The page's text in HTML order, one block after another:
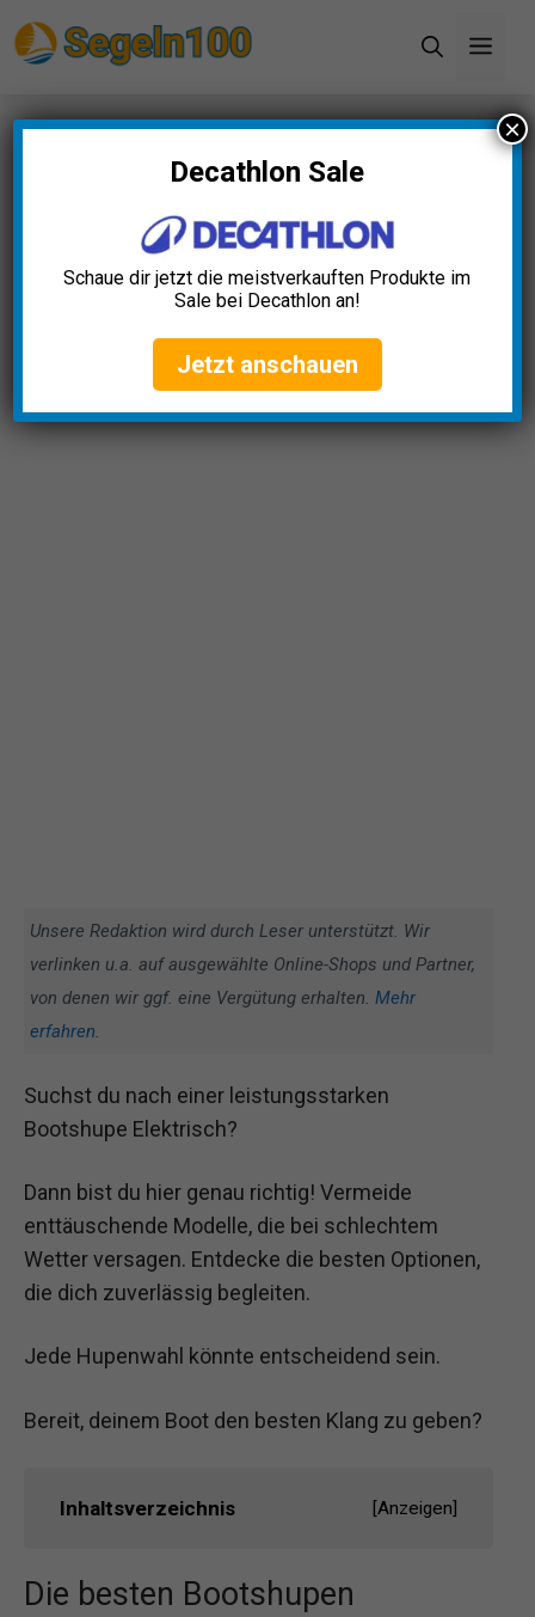
Inhalt
Startseite»Blog»Bootshupe Elektrisch Test: Die
5 besten (Bestenliste)
Bootshupe Elektrisch Test:
Die 5 besten (Bestenliste)
April 23, 2025
Unsere Redaktion wird durch Leser unterstützt. Wir
verlinken u.a. auf ausgewählte Online-Shops und Partner,
von denen wir ggf. eine Vergütung erhalten. Mehr
erfahren.
Suchst du nach einer leistungsstarken
Bootshupe Elektrisch?
Dann bist du hier genau richtig! Vermeide
enttäuschende Modelle, die bei schlechtem
Wetter versagen. Entdecke die besten Optionen,
die dich zuverlässig begleiten.
Jede Hupenwahl könnte entscheidend sein.
Bereit, deinem Boot den besten Klang zu geben?
Inhaltsverzeichnis [Anzeigen]
Die besten Bootshupen
Decathlon Sale
Schaue dir jetzt die meistverkauften Produkte im
Sale bei Decathlon an!
Jetzt anschauen
×